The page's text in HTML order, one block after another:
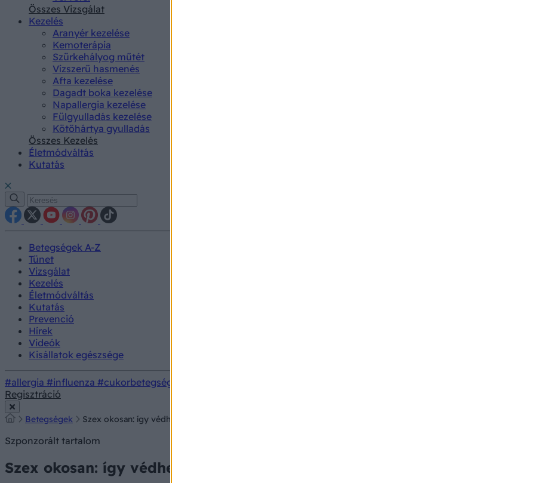
Összes Vizsgálat
Kezelés
Aranyér kezelése
Kemoterápia
Szürkehályog műtét
Vízszerű hasmenés
Afta kezelése
Dagadt boka kezelése
Napallergia kezelése
Fülgyulladás kezelése
Kötőhártya gyulladás
Összes Kezelés
Életmódváltás
Kutatás
Betegségek A-Z
Tünet
Vizsgálat
Kezelés
Életmódváltás
Kutatás
Prevenció
Hírek
Videók
Kisállatok egészsége
#allergia #influenza #cukorbetegség
Regisztráció
Betegségek Szex okosan: így védhetjük ki a hólyaghurutot és a hüvelyfolyást!
Szponzorált tartalom
Szex okosan: így védhetjük ki a hólyaghurutot és a hüvelyfolyást!